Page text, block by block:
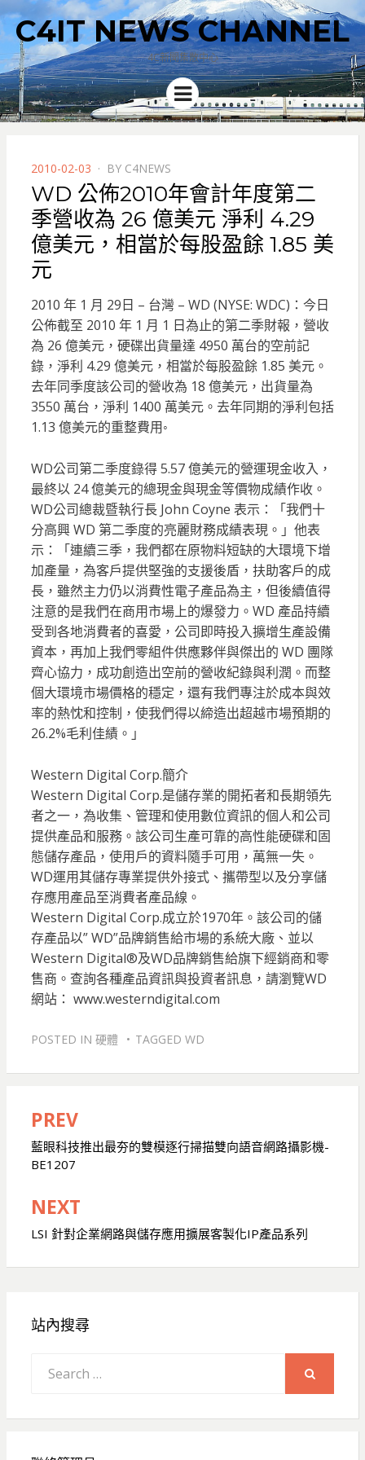
C4IT NEWS CHANNEL
4C新聞集散中心
Menu
POSTED
ON
2010-02-03 BY C4NEWS
WD 公佈2010年會計年度第二
季營收為 26 億美元 淨利 4.29
億美元，相當於每股盈餘 1.85 美
元
2010 年 1 月 29日 – 台灣 – WD (NYSE: WDC)：今日
公佈截至 2010 年 1 月 1 日為止的第二季財報，營收
為 26 億美元，硬碟出貨量達 4950 萬台的空前記
錄，淨利 4.29 億美元，相當於每股盈餘 1.85 美元。
去年同季度該公司的營收為 18 億美元，出貨量為
3550 萬台，淨利 1400 萬美元。去年同期的淨利包括
1.13 億美元的重整費用◦
WD公司第二季度錄得 5.57 億美元的營運現金收入，
最終以 24 億美元的總現金與現金等價物成績作收。
WD公司總裁暨執行長 John Coyne 表示：「我們十
分高興 WD 第二季度的亮麗財務成績表現。」他表
示：「連續三季，我們都在原物料短缺的大環境下增
加產量，為客戶提供堅強的支援後盾，扶助客戶的成
長，雖然主力仍以消費性電子產品為主，但後續值得
注意的是我們在商用市場上的爆發力。WD 產品持續
受到各地消費者的喜愛，公司即時投入擴增生產設備
資本，再加上我們零組件供應夥伴與傑出的 WD 團隊
齊心協力，成功創造出空前的營收紀錄與利潤。而整
個大環境市場價格的穩定，還有我們專注於成本與效
率的熱忱和控制，使我們得以締造出超越市場預期的
26.2%毛利佳績。」
Western Digital Corp.簡介
Western Digital Corp.是儲存業的開拓者和長期領先
者之一，為收集、管理和使用數位資訊的個人和公司
提供產品和服務。該公司生產可靠的高性能硬碟和固
態儲存產品，使用戶的資料隨手可用，萬無一失。
WD運用其儲存專業提供外接式、攜帶型以及分享儲
存應用產品至消費者產品線。
Western Digital Corp.成立於1970年。該公司的儲
存產品以” WD”品牌銷售給市場的系統大廠、並以
Western Digital®及WD品牌銷售給旗下經銷商和零
售商。查詢各種產品資訊與投資者訊息，請瀏覽WD
網站： www.westerndigital.com
POSTED IN 硬體 TAGGED WD
文
章
導
覽
PREV
藍眼科技推出最夯的雙模逐行掃描雙向語音網路攝影機-
BE1207
NEXT
LSI 針對企業網路與儲存應用擴展客製化IP產品系列
站內搜尋
for: